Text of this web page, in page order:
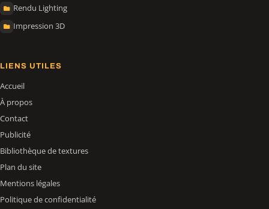
Rendu Lighting
Impression 3D
LIENS UTILES
Accueil
À propos
Contact
Publicité
Bibliothèque de textures
Plan du site
Mentions légales
Politique de confidentialité